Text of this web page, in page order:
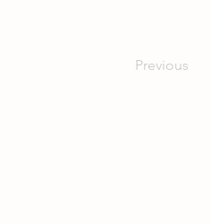
Previous